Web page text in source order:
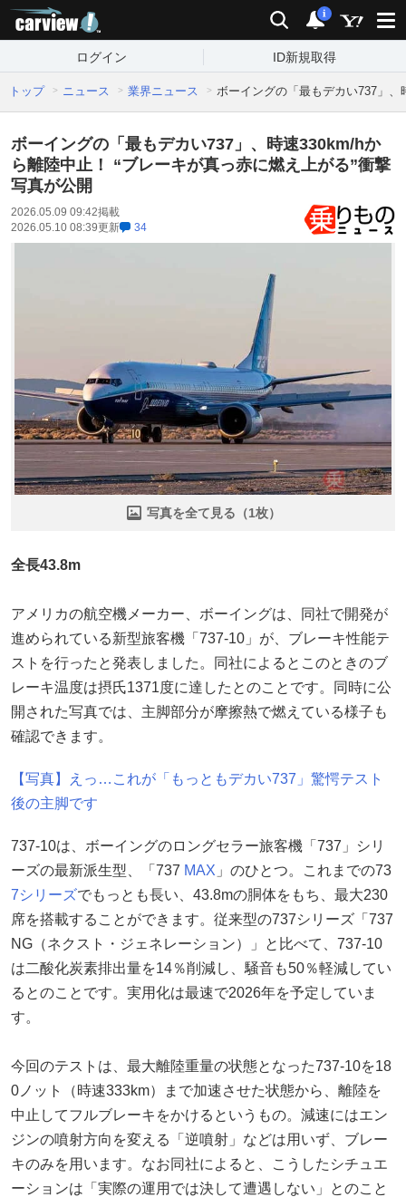
検索 通知
i
ログイン ID新規取得
トップ ニュース 業界ニュース ボーイングの「最もデカい737」、
ボーイングの「最もデカい737」、時速330km/hか
ら離陸中止！ “ブレーキが真っ赤に燃え上がる”衝撃
写真が公開
2026.05.09 09:42掲載
2026.05.10 08:39更新 34
写真を全て見る（1枚）
全長43.8m
アメリカの航空機メーカー、ボーイングは、同社で開発が
進められている新型旅客機「737-10」が、ブレーキ性能テ
ストを行ったと発表しました。同社によるとこのときのブ
レーキ温度は摂氏1371度に達したとのことです。同時に公
開された写真では、主脚部分が摩擦熱で燃えている様子も
確認できます。
【写真】えっ…これが「もっともデカい737」驚愕テスト
後の主脚です
737-10は、ボーイングのロングセラー旅客機「737」シリ
ーズの最新派生型、「737 MAX 」のひとつ。これまでの73
7シリーズでもっとも長い、43.8mの胴体をもち、最大230
席を搭載することができます。従来型の737シリーズ「737
NG（ネクスト・ジェネレーション）」と比べて、737-10
は二酸化炭素排出量を14％削減し、騒音も50％軽減してい
るとのことです。実用化は最速で2026年を予定していま
す。
今回のテストは、最大離陸重量の状態となった737-10を18
0ノット（時速333km）まで加速させた状態から、離陸を
中止してフルブレーキをかけるというもの。減速にはエン
ジンの噴射方向を変える「逆噴射」などは用いず、ブレー
キのみを用います。なお同社によると、こうしたシチュエ
ーションは「実際の運用では決して遭遇しない」とのこと